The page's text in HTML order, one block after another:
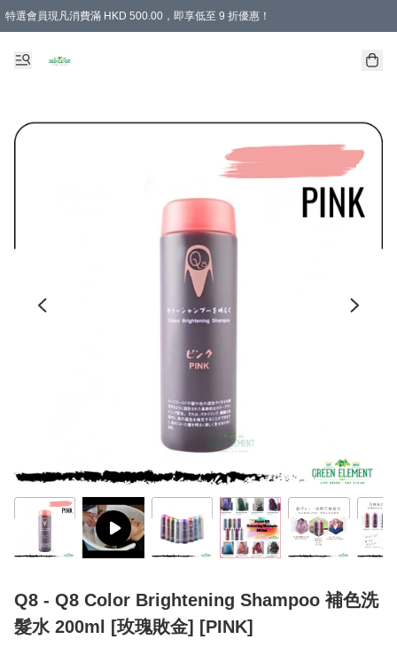
特選會員現凡消費滿 HKD 500.00，即享低至 9 折優惠！
Q8 - Q8 Color Brightening Shampoo 補色洗
髮水 200ml [玫瑰敗金] [PINK]